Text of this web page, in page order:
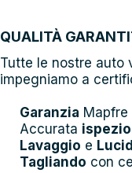
QUALITÀ
Tutte le nostre auto
impegniamo a
Garanzia Mapfre
Accurata
Lavaggio e
Tagliando con